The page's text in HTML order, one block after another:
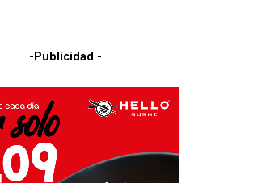
-Publicidad -